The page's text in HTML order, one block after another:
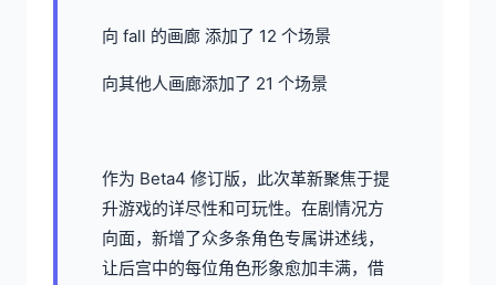
向 fall 的画廊 添加了 12 个场景
向其他人画廊添加了 21 个场景
作为 Beta4 修订版，此次革新聚焦于提
升游戏的详尽性和可玩性。在剧情况方
向面，新增了众多条角色专属讲述线，
让后宫中的每位角色形象愈加丰满，借